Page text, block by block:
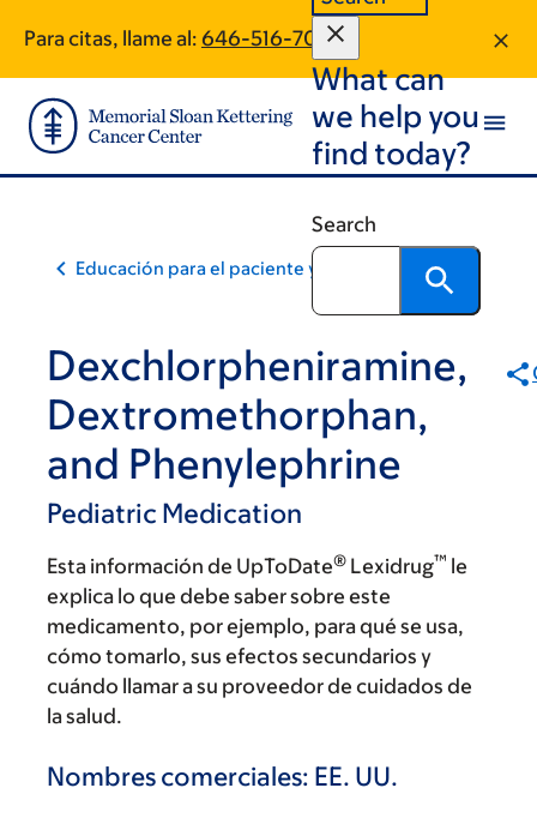
main
content
footer
Para citas, llame al: 646-516-7078
What can
we help you
find today?
Search
Educación para el paciente y la comunidad
Dexchlorpheniramine,
Dextromethorphan,
and Phenylephrine
Pediatric Medication
Esta información de UpToDate® Lexidrug™ le
explica lo que debe saber sobre este
medicamento, por ejemplo, para qué se usa,
cómo tomarlo, sus efectos secundarios y
cuándo llamar a su proveedor de cuidados de
la salud.
Nombres comerciales: EE. UU.